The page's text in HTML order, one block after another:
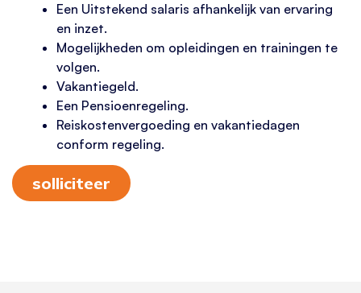
Een Uitstekend salaris afhankelijk van ervaring
en inzet.
Mogelijkheden om opleidingen en trainingen te
volgen.
Vakantiegeld.
Een Pensioenregeling.
Reiskostenvergoeding en vakantiedagen
conform regeling.
solliciteer